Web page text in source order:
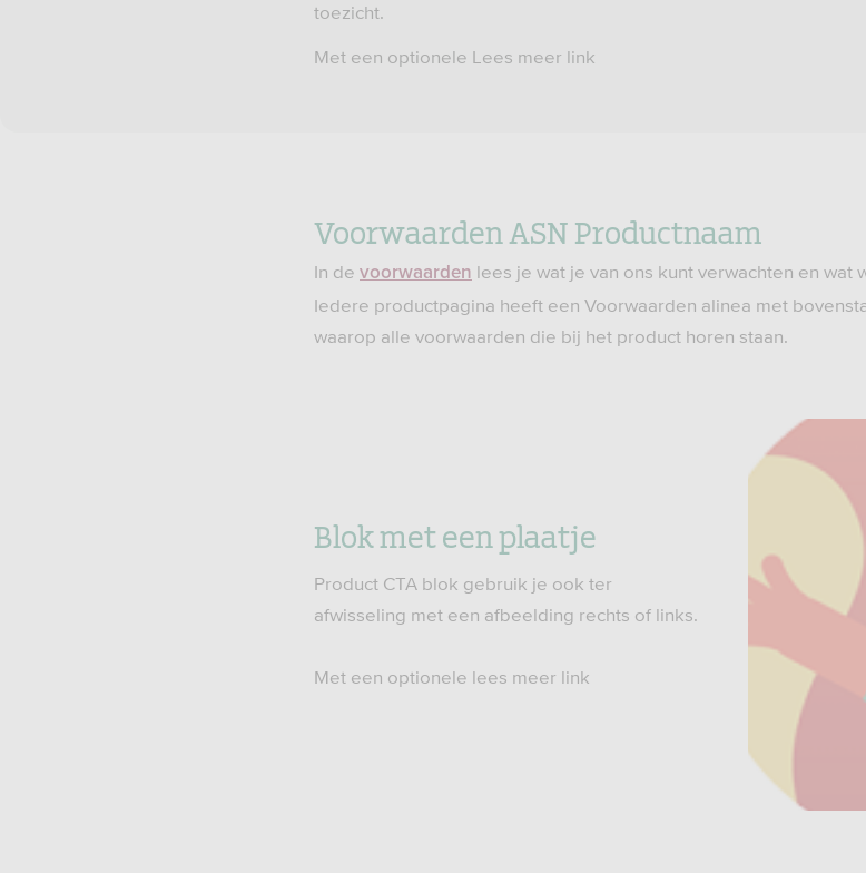
toezicht.
Met een optionele Lees meer link
Voorwaarden ASN Productnaam
In de voorwaarden lees je wat je van ons kunt verwachten en wat
Iedere productpagina heeft een Voorwaarden alinea met
waarop alle voorwaarden die bij het product horen staan.
Blok met een plaatje
Product CTA blok gebruik je ook ter
afwisseling met een afbeelding rechts of links.
Met een optionele lees meer link